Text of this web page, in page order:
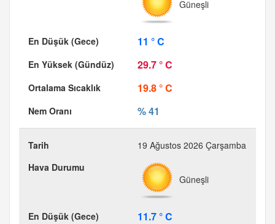
Güneşli
11 ° C
29.7 ° C
19.8 ° C
% 41
19 Ağustos 2026 Çarşamba
Güneşli
11.7 ° C